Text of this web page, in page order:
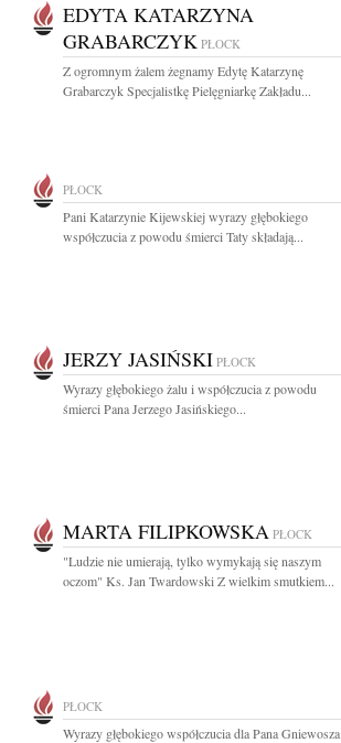
EDYTA KATARZYNA
GRABARCZYK PŁOCK
Z ogromnym żalem żegnamy Edytę Katarzynę
Grabarczyk Specjalistkę Pielęgniarkę Zakładu...
PŁOCK
Pani Katarzynie Kijewskiej wyrazy głębokiego
współczucia z powodu śmierci Taty składają...
JERZY JASIŃSKI PŁOCK
Wyrazy głębokiego żalu i współczucia z powodu
śmierci Pana Jerzego Jasińskiego...
MARTA FILIPKOWSKA PŁOCK
"Ludzie nie umierają, tylko wymykają się naszym
oczom" Ks. Jan Twardowski Z wielkim smutkiem...
PŁOCK
Wyrazy głębokiego współczucia dla Pana Gniewosza